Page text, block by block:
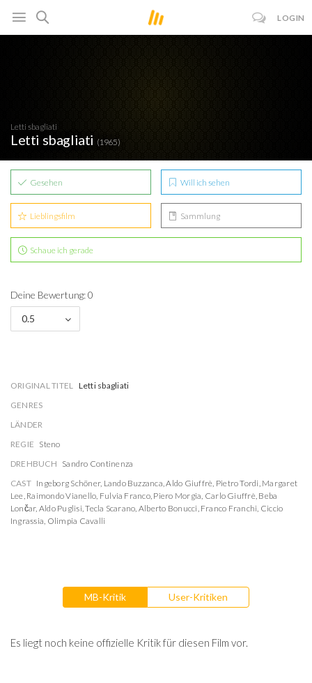
LOGIN
Letti sbagliati
Letti sbagliati (1965)
Gesehen Will ich sehen
Lieblingsfilm Sammlung
Schaue ich gerade
Deine Bewertung: 0
0.5
ORIGINAL TITEL Letti sbagliati
GENRES
LÄNDER
REGIE Steno
DREHBUCH Sandro Continenza
CAST Ingeborg Schöner, Lando Buzzanca,Aldo Giuffrè, Pietro Tordi, Margaret
Lee, Raimondo Vianello, Fulvia Franco, Piero Morgia, Carlo Giuffrè, Beba
Lončar, Aldo Puglisi,Tecla Scarano, Alberto Bonucci, Franco Franchi, Ciccio
Ingrassia, Olimpia Cavalli
MB-Kritik User-Kritiken
Es liegt noch keine offizielle Kritik für diesen Film vor.